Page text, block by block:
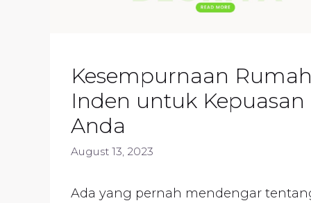
Kesempurnaan Rumah
Inden untuk Kepuasan
Anda
August 13, 2023
Ada yang pernah mendengar